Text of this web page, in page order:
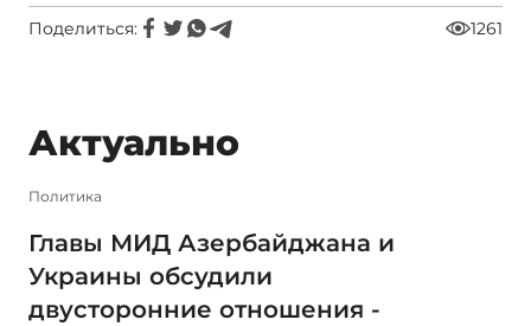
Поделиться: 1261
Актуально
Политика
Главы МИД Азербайджана и
Украины обсудили
двусторонние отношения -